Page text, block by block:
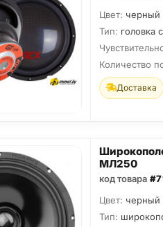
Цвет: черный
Тип: головка
Количество
Доставка
МЛ250
код товара
Цвет: черный
Тип: